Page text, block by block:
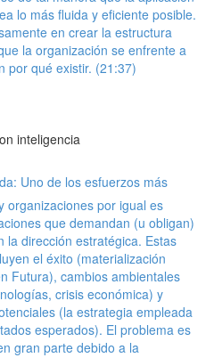
lo más fluida y eficiente posible.
en crear la estructura
la organización se enfrente a
por qué existir. (21:37)
inteligencia
Uno de los esfuerzos más
organizaciones por igual es
que demandan (u obligan)
la dirección estratégica. Estas
el éxito (materialización
Futura), cambios ambientales
crisis económica) y
(la estrategia empleada
esperados). El problema es
gran parte debido a la